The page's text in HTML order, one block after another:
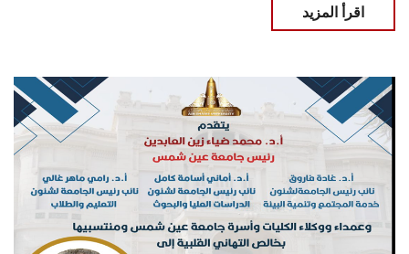
اقرأ المزيد